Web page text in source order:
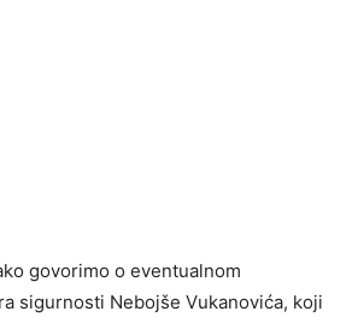
govorimo o eventualnom
sigurnosti Nebojše Vukanovića, koji